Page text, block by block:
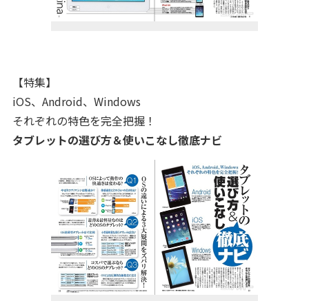
【特集】
iOS、Android、Windows
それぞれの特色を完全把握！
タブレットの選び方＆使いこなし徹底ナビ